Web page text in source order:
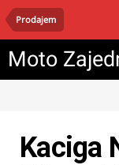
Prodajem
Moto
Kaciga